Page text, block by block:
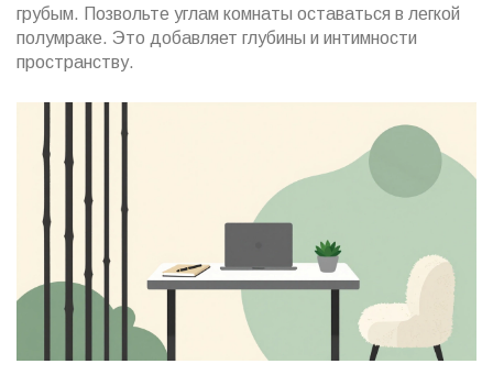
грубым. Позвольте углам комнаты оставаться в легкой
полумраке. Это добавляет глубины и интимности
пространству.